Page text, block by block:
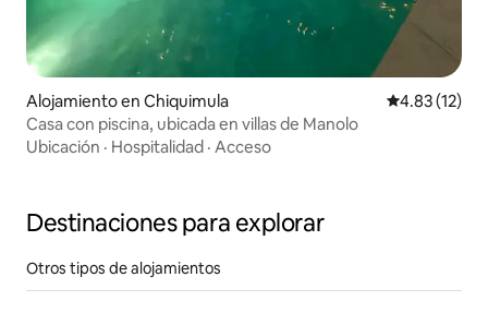
Alojamiento en Chiquimula Calificación
4.83 (12)
Casa con piscina, ubicada en villas de Manolo
Ubicación · Hospitalidad · Acceso
Destinaciones para explorar
Otros tipos de alojamientos